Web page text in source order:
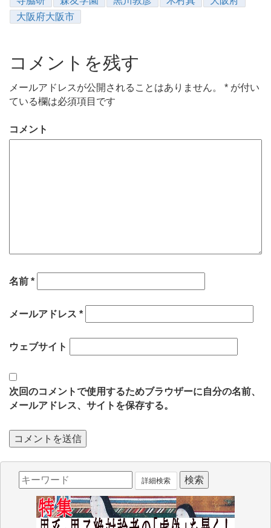
大阪府大阪市
コメントを残す
メールアドレスが公開されることはありません。 * が付い
ている欄は必須項目です
コメント
名前 *
メールアドレス *
ウェブサイト
次回のコメントで使用するためブラウザーに自分の名前、
メールアドレス、サイトを保存する。
詳細検索